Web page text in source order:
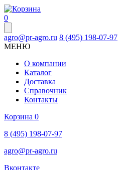
0
agro@pr-agro.ru 8 (495) 198-07-97
МЕНЮ
О компании
Каталог
Доставка
Справочник
Контакты
Корзина 0
8 (495) 198-07-97
agro@pr-agro.ru
Вконтакте